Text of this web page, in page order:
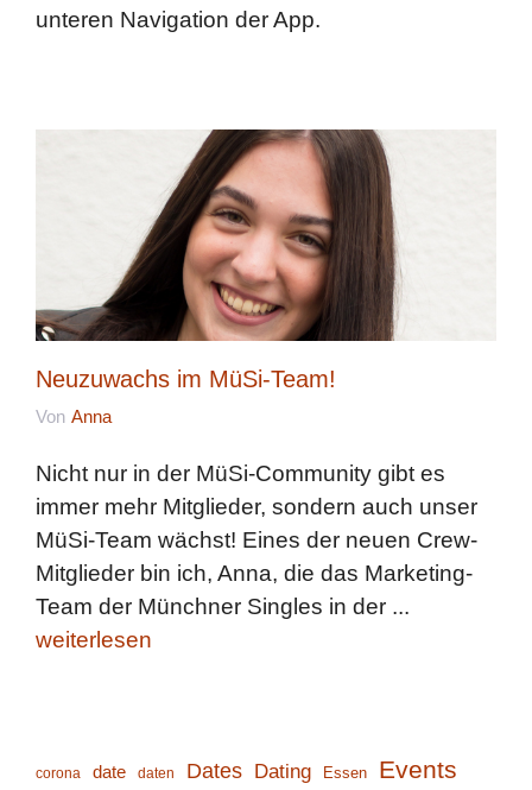
unteren Navigation der App.
Neuzuwachs im MüSi-Team!
Von Anna
Nicht nur in der MüSi-Community gibt es
immer mehr Mitglieder, sondern auch unser
MüSi-Team wächst! Eines der neuen Crew-
Mitglieder bin ich, Anna, die das Marketing-
Team der Münchner Singles in der ...
weiterlesen
corona date daten Dates Dating Essen Events